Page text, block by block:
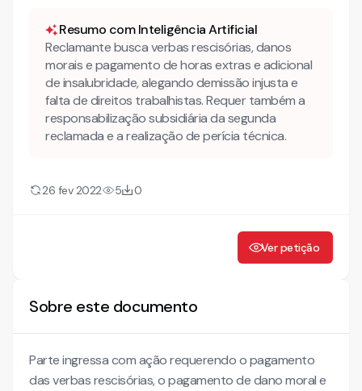
Do Adicional de Insalubridade
Dos Depósitos Fundiários
Da Cesta Básica
Do Ticket Refeição
Resumo com Inteligência Artificial
Reclamante busca verbas rescisórias, danos
morais e pagamento de horas extras e adicional
de insalubridade, alegando demissão injusta e
falta de direitos trabalhistas. Requer também a
responsabilização subsidiária da segunda
reclamada e a realização de perícia técnica.
26 fev 2022 5 0
Ver petição
Sobre este documento
Parte ingressa com ação requerendo o pagamento
das verbas rescisórias, o pagamento de dano moral e